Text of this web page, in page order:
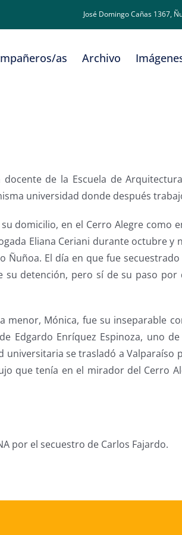
José Domingo Cañas 1367,
as Archivo
de la Escuela de
universidad donde después
domicilio, en el Cerro Alegre como
Eliana Ceriani durante octubre y
El día en que fue
detención, pero sí de su paso
Mónica, fue su inseparable
Edgardo Enríquez Espinoza, uno
se trasladó a Valparaíso
que tenía en el mirador del Cerro
por el secuestro de Carlos Fajardo.